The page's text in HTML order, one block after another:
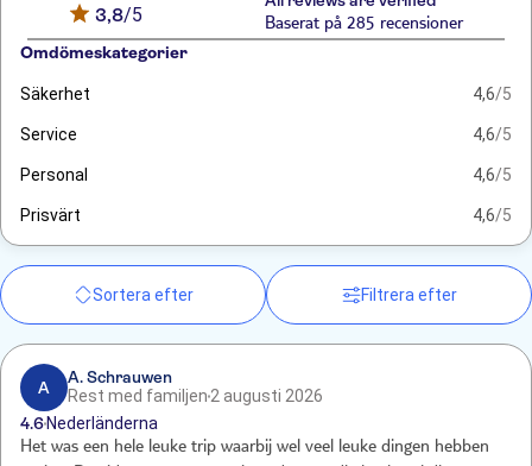
3,8/5
Baserat på 285 recensioner
Omdömeskategorier
Säkerhet 4,6/5
Service 4,6/5
Personal 4,6/5
Prisvärt 4,6/5
Sortera efter Filtrera efter
A
A. Schrauwen
Rest med familjen2 augusti 2026
4.6 Nederländerna
Het was een hele leuke trip waarbij wel veel leuke dingen hebben